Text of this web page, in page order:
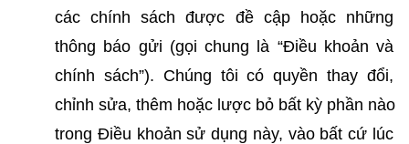
các chính sách được đề cập hoặc những
thông báo gửi (gọi chung là “Điều khoản và
chính sách”). Chúng tôi có quyền thay đổi,
chỉnh sửa, thêm hoặc lược bỏ bất kỳ phần nào
trong Điều khoản sử dụng này, vào bất cứ lúc